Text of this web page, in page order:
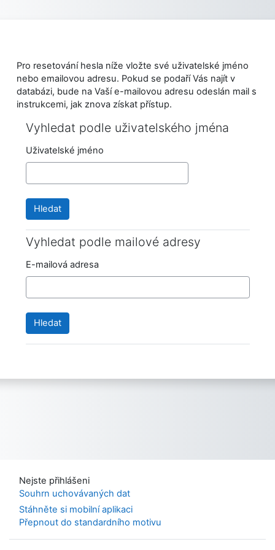
Pro resetování hesla níže vložte své uživatelské jméno
nebo emailovou adresu. Pokud se podaří Vás najít v
databázi, bude na Vaší e-mailovou adresu odeslán mail s
instrukcemi, jak znova získat přístup.
Vyhledat podle uživatelského jména
Vyhledat podle uživatelského jména
Uživatelské jméno
Vyhledat podle mailové adresy
Vyhledat podle mailové adresy
E-mailová adresa
Nejste přihlášeni
Souhrn uchovávaných dat
Stáhněte si mobilní aplikaci
Přepnout do standardního motivu